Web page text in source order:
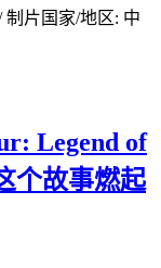
制片国家/地区: 中
Legend of
个故事燃起